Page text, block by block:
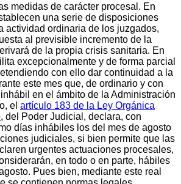
medidas de carácter procesal. En
una serie de disposiciones
actividad ordinaria de los juzgados,
al previsible incremento de la
de la propia crisis sanitaria. En
excepcionalmente y de forma parcial
con ello dar continuidad a la
este mes que, de ordinario y con
en el ámbito de la Administración
el artículo 183 de la Ley Orgánica
, del Poder Judicial, declara, con
días inhábiles los del mes de agosto
judiciales, si bien permite que las
urgentes actuaciones procesales,
en todo o en parte, hábiles
Pues bien, mediante este real